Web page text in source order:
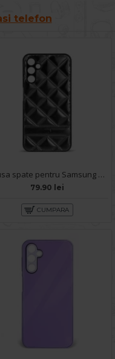
telefon
Husa spate pentru Samsung Galaxy A14- Tomo Case Negru
79.90 lei
CUMPARA